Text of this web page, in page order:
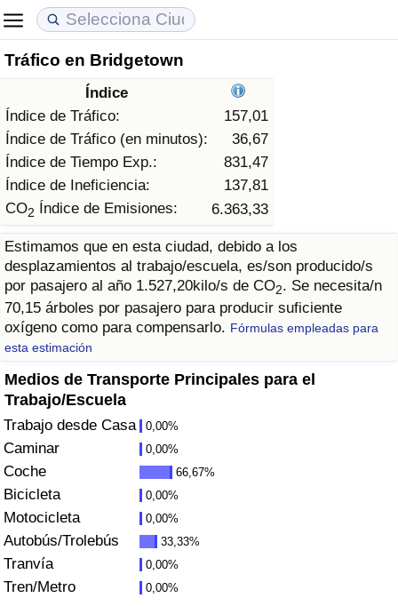
Tráfico en Bridgetown
Índice
Índice de Tráfico:
157,01
Índice de Tráfico (en minutos):
36,67
Índice de Tiempo Exp.:
831,47
Índice de Ineficiencia:
137,81
CO2 Índice de Emisiones: 6.363,33
Estimamos que en esta ciudad, debido a los
desplazamientos al trabajo/escuela, es/son producido/s
por pasajero al año 1.527,20kilo/s de CO2. Se necesita/n
70,15 árboles por pasajero para producir suficiente
oxígeno como para compensarlo. Fórmulas empleadas para
esta estimación
Medios de Transporte Principales para el
Trabajo/Escuela
Trabajo desde Casa 0,00%
Caminar 0,00%
Coche 66,67%
Bicicleta 0,00%
Motocicleta 0,00%
Autobús/Trolebús 33,33%
Tranvía 0,00%
Tren/Metro 0,00%
Coste de vida
Índice de Costo de Vida (Actual)
Índice de Costo de Vida
Índice de costo de vida por país
en aqaba
Precios de las propiedades
Índice de Precios de Inmuebles (Actual)
Índice de Precios de Inmuebles
Índice de Precios de Inmuebles por País
Calidad de Vida
Índice de Calidad de Vida
Índice de Calidad de Vida (Actual)
Índice de calidad de vida por país
Delincuencia
Calificación del Índice de Criminalidad
(Actual)
Índice de criminalidad por país
Sanidad
Índice de Sanidad (Actual)
Índice de Sanidad
Índice de Sanidad por País